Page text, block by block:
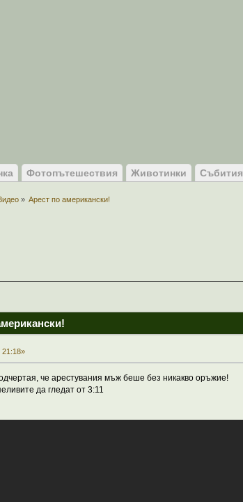
Фотопътешествия Животинки Събития
» Арест по американски!
21:18»
че арестувания мъж беше без никакво оръжие!
да гледат от 3:11